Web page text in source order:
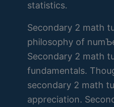
statistics.
Secondary 2 math
philosophy оf
Secondary 2 math
fundamentals.
secondary 2 math
appreciation.